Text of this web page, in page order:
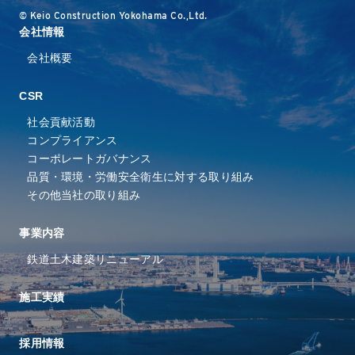
© Keio Construction Yokohama Co.,Ltd.
会社情報
会社概要
CSR
社会貢献活動
コンプライアンス
コーポレートガバナンス
品質・環境・労働安全衛⽣に対する取り組み
その他当社の取り組み
事業内容
鉄道土木建築リニューアル
施工実績
採⽤情報